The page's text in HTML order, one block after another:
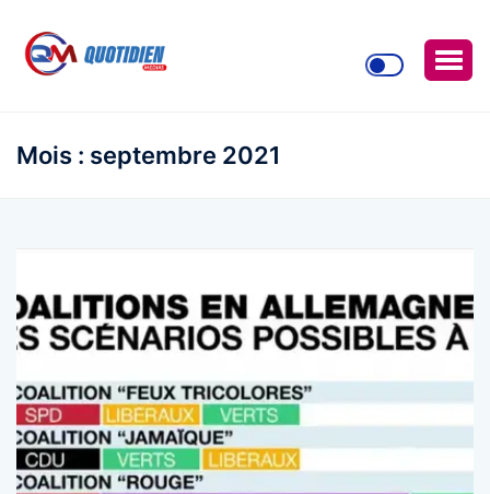
Mois : septembre 2021